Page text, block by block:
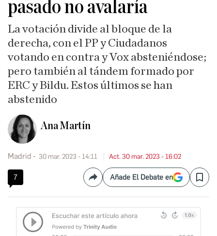
pasado no avalaría
La votación divide al bloque de la
derecha, con el PP y Ciudadanos
votando en contra y Vox absteniéndose;
pero también al tándem formado por
ERC y Bildu. Estos últimos se han
abstenido
Ana Martín
Madrid 30 mar. 2023 - 14:11 Act. 30 mar. 2023 - 16:02
7 CompartirAñade El Debate en Save